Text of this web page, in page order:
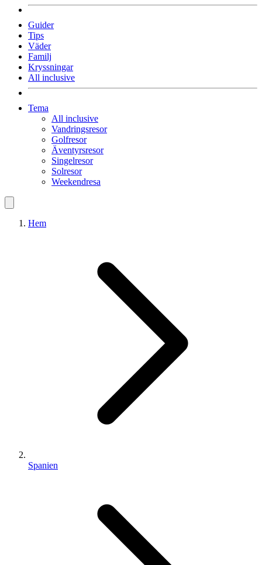
Guider
Tips
Väder
Familj
Kryssningar
All inclusive
Tema
All inclusive
Vandringsresor
Golfresor
Äventyrsresor
Singelresor
Solresor
Weekendresa
Hem
Spanien